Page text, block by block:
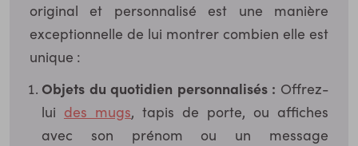
original et personnalisé est une manière
exceptionnelle de lui montrer combien elle est
unique :
Objets du quotidien personnalisés : Offrez-
lui des mugs, tapis de porte, ou affiches
avec son prénom ou un message